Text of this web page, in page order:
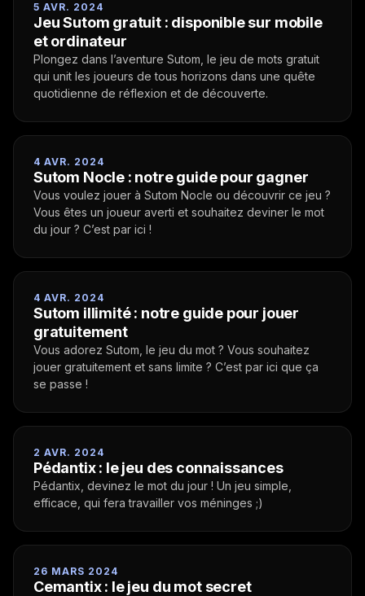
5 AVR. 2024
Jeu Sutom gratuit : disponible sur mobile
et ordinateur
Plongez dans l’aventure Sutom, le jeu de mots gratuit
qui unit les joueurs de tous horizons dans une quête
quotidienne de réflexion et de découverte.
4 AVR. 2024
Sutom Nocle : notre guide pour gagner
Vous voulez jouer à Sutom Nocle ou découvrir ce jeu ?
Vous êtes un joueur averti et souhaitez deviner le mot
du jour ? C’est par ici !
4 AVR. 2024
Sutom illimité : notre guide pour jouer
gratuitement
Vous adorez Sutom, le jeu du mot ? Vous souhaitez
jouer gratuitement et sans limite ? C’est par ici que ça
se passe !
2 AVR. 2024
Pédantix : le jeu des connaissances
Pédantix, devinez le mot du jour ! Un jeu simple,
efficace, qui fera travailler vos méninges ;)
26 MARS 2024
Cemantix : le jeu du mot secret